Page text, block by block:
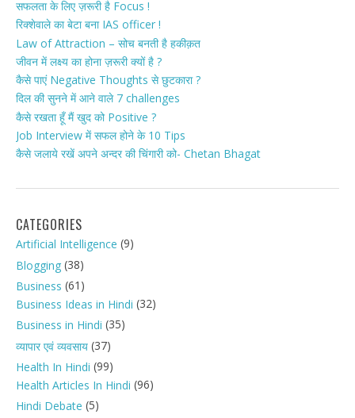
सफलता के लिए ज़रूरी है Focus !
रिक्शेवाले का बेटा बना IAS officer !
Law of Attraction – सोच बनती है हकीक़त
जीवन में लक्ष्य का होना ज़रूरी क्यों है ?
कैसे पाएं Negative Thoughts से छुटकारा ?
दिल की सुनने में आने वाले 7 challenges
कैसे रखता हूँ मैं खुद को Positive ?
Job Interview में सफल होने के 10 Tips
कैसे जलाये रखें अपने अन्दर की चिंगारी को- Chetan Bhagat
CATEGORIES
Artificial Intelligence (9)
Blogging (38)
Business (61)
Business Ideas in Hindi (32)
Business in Hindi (35)
व्यापार एवं व्यवसाय (37)
Health In Hindi (99)
Health Articles In Hindi (96)
Hindi Debate (5)